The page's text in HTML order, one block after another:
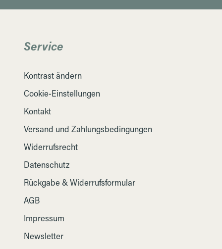
Service
Kontrast ändern
Cookie-Einstellungen
Kontakt
Versand und Zahlungsbedingungen
Widerrufsrecht
Datenschutz
Rückgabe & Widerrufsformular
AGB
Impressum
Newsletter